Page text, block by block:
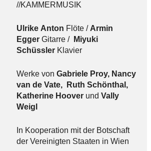
//KAMMERMUSIK
Ulrike Anton Flöte / Armin
Egger Gitarre / Miyuki
Schüssler Klavier
Werke von Gabriele Proy, Nancy
van de Vate, Ruth Schönthal,
Katherine Hoover und Vally
Weigl
In Kooperation mit der Botschaft
der Vereinigten Staaten in Wien